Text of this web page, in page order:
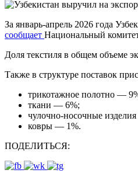
За январь-апрель 2026 года
сообщает Национальный
Доля текстиля в общем объеме
Также в структуре поставок
трикотажное полотно —
ткани — 6%;
чулочно-носочные
ковры — 1%.
ПОДЕЛИТЬСЯ: